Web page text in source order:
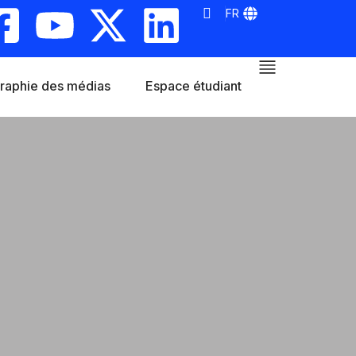
FR
des médias Espace étudiant